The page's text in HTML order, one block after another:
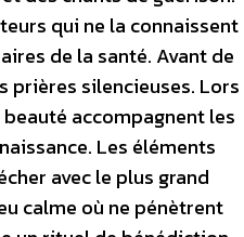
qui ne la connaissent
de la santé. Avant de
prières silencieuses. Lors
accompagnent les
Les éléments
avec le plus grand
calme où ne pénètrent